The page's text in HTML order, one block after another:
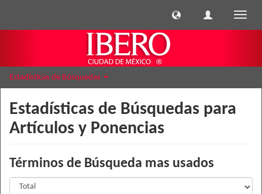
Estadísticas de Búsquedas
Estadísticas de Búsquedas para
Artículos y Ponencias
Términos de Búsqueda mas usados